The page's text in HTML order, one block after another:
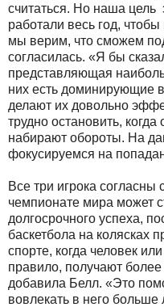
считаться. Но наша
работали весь год,
мы верим, что сможем
согласилась. «Я бы
представляющая
них есть доминирующие
делают их довольно
трудно остановить,
набирают обороты. На
фокусируемся на
Все три игрока согласны
чемпионате мира может
долгосрочного успеха,
баскетбола на колясках
спорте, когда человек
правило, получают
добавила Белл. «Это
вовлекать в него